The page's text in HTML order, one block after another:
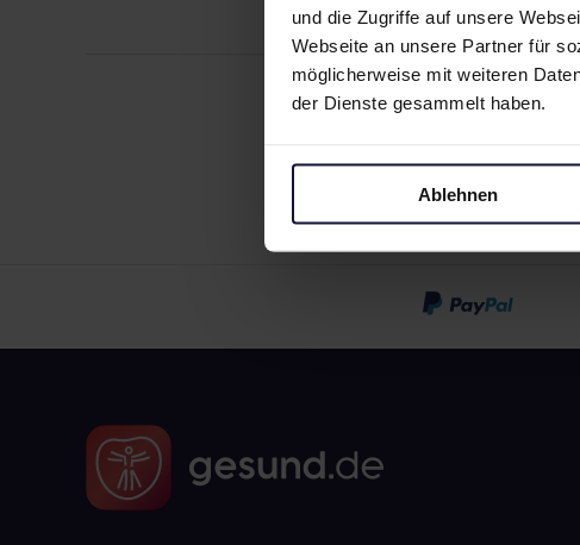
und die Zugriffe auf unsere
Webseite an unsere Partner für
möglicherweise mit weiteren
der Dienste gesammelt haben.
Ablehnen